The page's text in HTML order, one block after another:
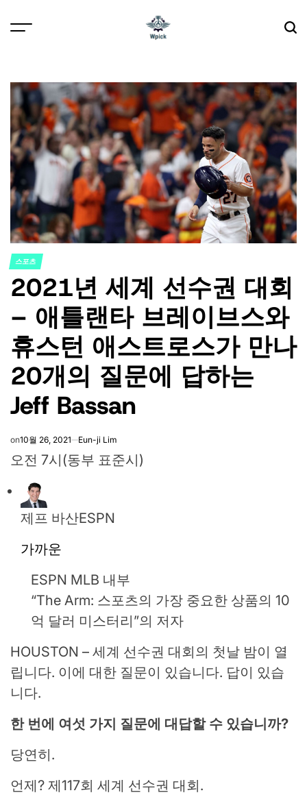
POSTED
IN
스포츠
2021년 세계 선수권 대회
– 애틀랜타 브레이브스와
휴스턴 애스트로스가 만나
20개의 질문에 답하는
Jeff Bassan
on10월 26, 2021 Eun-ji Lim
오전 7시(동부 표준시)
제프 바산ESPN
가까운
ESPN MLB 내부
“The Arm: 스포츠의 가장 중요한 상품의 10
억 달러 미스터리”의 저자
HOUSTON – 세계 선수권 대회의 첫날 밤이 열
립니다. 이에 대한 질문이 있습니다. 답이 있습
니다.
한 번에 여섯 가지 질문에 대답할 수 있습니까?
당연히.
언제? 제117회 세계 선수권 대회.